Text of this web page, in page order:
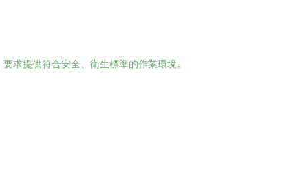
求提供符合安全、衛生標準的作業環境。